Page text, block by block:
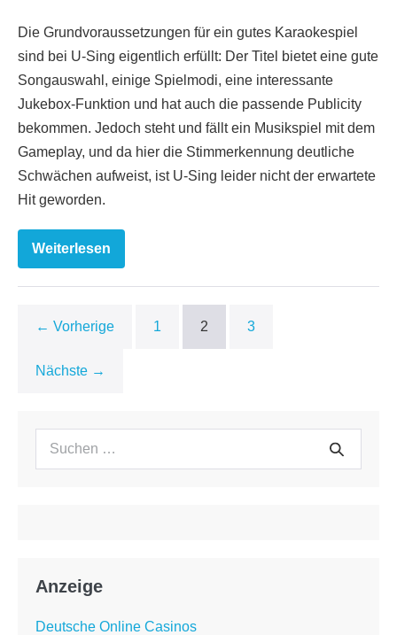
Die Grundvoraussetzungen für ein gutes Karaokespiel
sind bei U-Sing eigentlich erfüllt: Der Titel bietet eine gute
Songauswahl, einige Spielmodi, eine interessante
Jukebox-Funktion und hat auch die passende Publicity
bekommen. Jedoch steht und fällt ein Musikspiel mit dem
Gameplay, und da hier die Stimmerkennung deutliche
Schwächen aufweist, ist U-Sing leider nicht der erwartete
Hit geworden.
Weiterlesen
U-
Sing
← Vorherige 1 2 3
Nächste →
Suchen
Suche
Anzeige
Deutsche Online Casinos